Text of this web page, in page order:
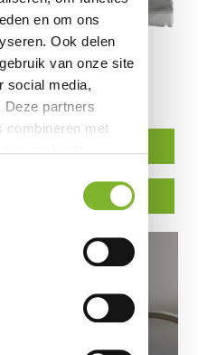
en om ons
Ook delen
van onze site
social media,
Deze partners
combineren met
hun services.
en andere
in:
Kussen
Slaaptijd:
Gevolgen